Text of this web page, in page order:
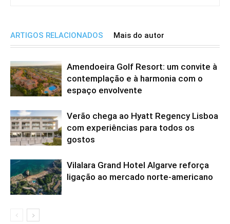
ARTIGOS RELACIONADOS Mais do autor
Amendoeira Golf Resort: um convite à
contemplação e à harmonia com o
espaço envolvente
Verão chega ao Hyatt Regency Lisboa
com experiências para todos os
gostos
Vilalara Grand Hotel Algarve reforça
ligação ao mercado norte-americano